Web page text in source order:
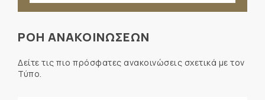
ΡΟΗ ΑΝΑΚΟΙΝΩΣΕΩΝ
Δείτε τις πιο πρόσφατες ανακοινώσεις σχετικά με τον
Τύπο.